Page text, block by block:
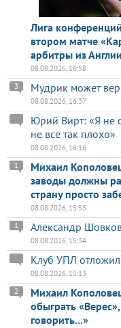
Лига
втором матче
арбитры из Англии
08.08.2026, 16:58
Мудрик может
3
08.08.2026, 16:37
Юрий Вирт: «Я не
не все так плохо»
08.08.2026, 16:16
Михаил
заводы должны
страну просто
1
08.08.2026, 15:55
Александр
1
08.08.2026, 15:34
Клуб УПЛ
08.08.2026, 15:13
Михаил
обыграть
говорить...»
2